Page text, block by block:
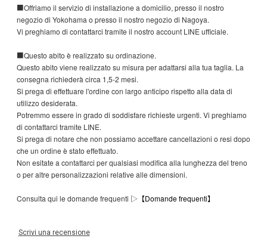
■Offriamo il servizio di installazione a domicilio, presso il nostro
negozio di Yokohama o presso il nostro negozio di Nagoya.
Vi preghiamo di contattarci tramite il nostro account LINE ufficiale.
■Questo abito è realizzato su ordinazione.
Questo abito viene realizzato su misura per adattarsi alla tua taglia. La
consegna richiederà circa 1,5-2 mesi.
Si prega di effettuare l'ordine con largo anticipo rispetto alla data di
utilizzo desiderata.
Potremmo essere in grado di soddisfare richieste urgenti. Vi preghiamo
di contattarci tramite LINE.
Si prega di notare che non possiamo accettare cancellazioni o resi dopo
che un ordine è stato effettuato.
Non esitate a contattarci per qualsiasi modifica alla lunghezza del treno
o per altre personalizzazioni relative alle dimensioni.
Consulta qui le domande frequenti ▷ 【Domande frequenti】
Scrivi una recensione